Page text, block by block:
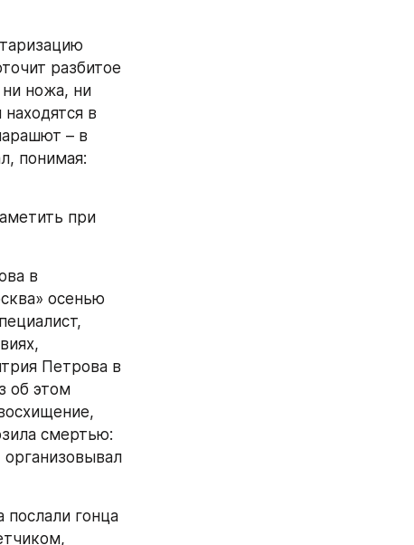
разбитое
ножа, ни
в
– в
понимая:
при
в
осенью
Петрова в
об этом
смертью:
гонца